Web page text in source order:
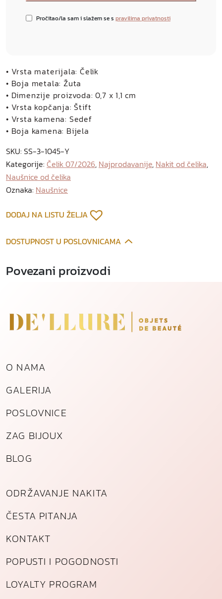
Pročitao/la sam i slažem se s pravilima privatnosti
• Vrsta materijala: Čelik
• Boja metala: Žuta
• Dimenzije proizvoda: 0,7 x 1,1 cm
• Vrsta kopčanja: Štift
• Vrsta kamena: Sedef
• Boja kamena: Bijela
SKU: SS-3-1045-Y
Kategorije: Čelik 07/2026, Najprodavanije, Nakit od čelika,
Naušnice od čelika
Oznaka: Naušnice
DODAJ NA LISTU ŽELJA
DOSTUPNOST U POSLOVNICAMA
Povezani proizvodi
O NAMA
GALERIJA
POSLOVNICE
ZAG BIJOUX
BLOG
ODRŽAVANJE NAKITA
ČESTA PITANJA
KONTAKT
POPUSTI I POGODNOSTI
LOYALTY PROGRAM